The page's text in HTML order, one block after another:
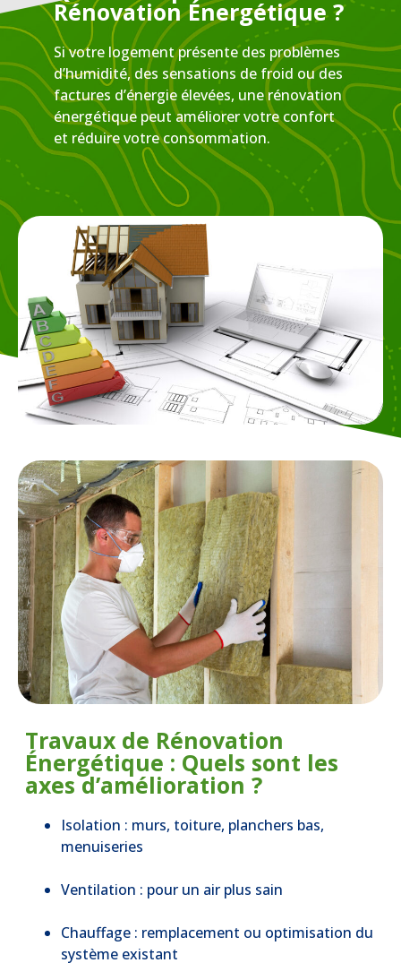
Rénovation Énergétique ?
Si votre logement présente des problèmes
d’humidité, des sensations de froid ou des
factures d’énergie élevées, une rénovation
énergétique peut améliorer votre confort
et réduire votre consommation.
Travaux de Rénovation
Énergétique : Quels sont les
axes d’amélioration ?
Isolation : murs, toiture, planchers bas,
menuiseries
Ventilation : pour un air plus sain
Chauffage : remplacement ou optimisation du
système existant